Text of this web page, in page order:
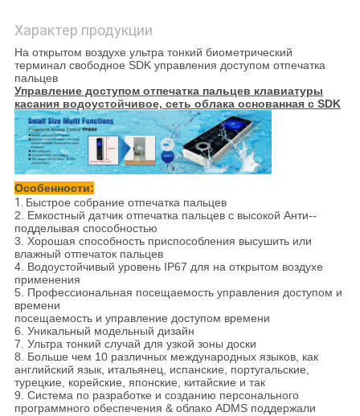
Характер продукции
На открытом воздухе ультра тонкий биометрический
терминал свободное SDK управления доступом отпечатка
пальцев
Управление доступом отпечатка пальцев клавиатуры
касания водоустойчивое, сеть облака основанная с SDK
Особенности:
1. Быстрое собрание отпечатка пальцев
2. Емкостный датчик отпечатка пальцев с высокой Анти--
подделывая способностью
3. Хорошая способность приспособления высушить или
влажный отпечаток пальцев
4. Водоустойчивый уровень IP67 для на открытом воздухе
применения
5. Профессиональная посещаемость управления доступом и
времени
посещаемость и управление доступом времени
6. Уникальный модельный дизайн
7. Ультра тонкий случай для узкой зоны доски
8. Больше чем 10 различных международных языков, как
английский язык, итальянец, испанские, португальские,
турецкие, корейские, японские, китайские и так
9. Система по разработке и созданию персонального
программного обеспечения & облако ADMS поддержали